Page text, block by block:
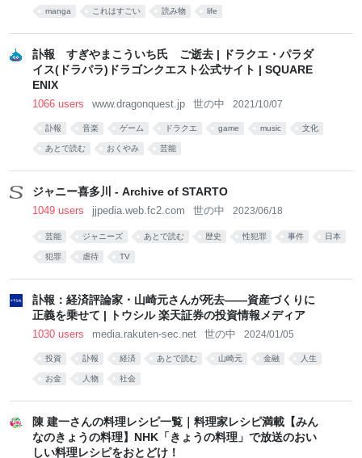
manga これはすごい 読み物 life
訃報 すぎやまこういち氏 ご逝去 | ドラクエ・パラダ
イス(ドラパラ)ドラゴンクエスト公式サイト | SQUARE
ENIX
1066 users www.dragonquest.jp 世の中 2021/10/07
訃報 音楽 ゲーム ドラクエ game music 文化
あとで読む おくやみ 芸能
ジャニー喜多川 - Archive of STARTO
1049 users jjpedia.web.fc2.com 世の中 2023/06/18
芸能 ジャニーズ あとで読む 歴史 性犯罪 事件 日本
犯罪 虐待 TV
訃報：経済評論家・山崎元さんが死去――資産づくりに
正義を乗せて | トウシル 楽天証券の投資情報メディア
1030 users media.rakuten-sec.net 世の中 2024/01/05
投資 訃報 経済 あとで読む 山崎元 金融 人生
お金 人物 社会
陳 建一さんの料理レシピ一覧｜料理家レシピ満載【みん
なのきょうの料理】NHK「きょうの料理」で放送のおい
しい料理レシピをおとどけ！